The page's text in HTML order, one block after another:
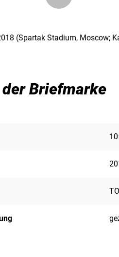
(Spartak Stadium, Moscow;
Briefmarke